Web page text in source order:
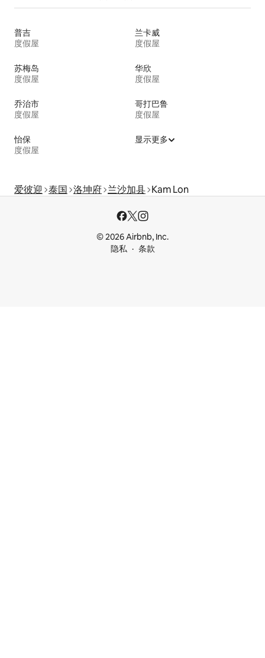
普吉
度假屋
兰卡威
度假屋
苏梅岛
度假屋
华欣
度假屋
乔治市
度假屋
哥打巴鲁
度假屋
怡保
度假屋
显示更多
爱彼迎 泰国 洛坤府 兰沙加县 Kam Lon
© 2026 Airbnb, Inc.
隐私
条款